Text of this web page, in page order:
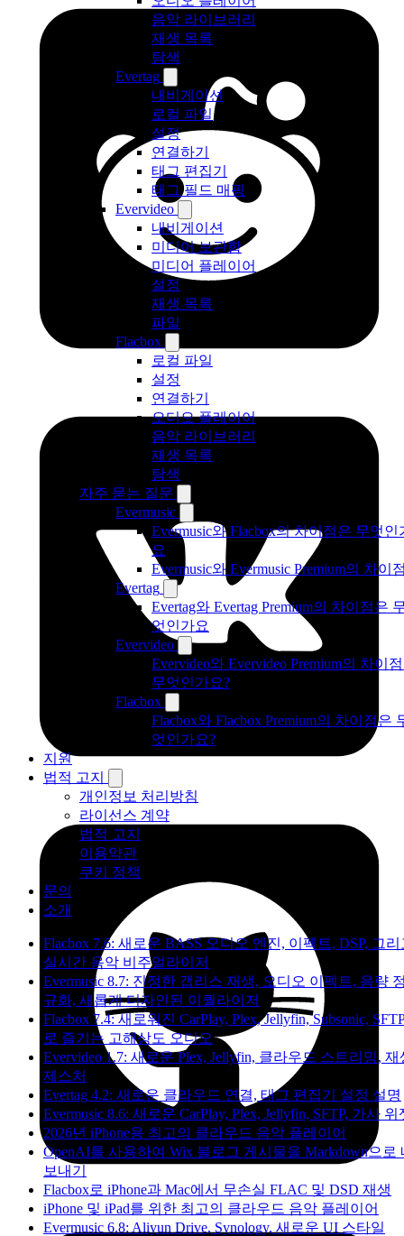
음악 라이브러리
재생 목록
탐색
Evertag
내비게이션
로컬 파일
설정
연결하기
태그 편집기
태그 필드 매핑
Evervideo
내비게이션
미디어 보관함
미디어 플레이어
설정
재생 목록
파일
Flacbox
로컬 파일
설정
연결하기
오디오 플레이어
음악 라이브러리
재생 목록
탐색
자주 묻는 질문
Evermusic
Evermusic와 Flacbox의 차이점은 무엇인
요
Evermusic와 Evermusic Premium의 차이
Evertag
Evertag와 Evertag Premium의 차이점은
엇인가요
Evervideo
Evervideo와 Evervideo Premium의 차이
무엇인가요?
Flacbox
Flacbox와 Flacbox Premium의 차이점은
엇인가요?
지원
법적 고지
개인정보 처리방침
라이선스 계약
법적 고지
이용약관
쿠키 정책
문의
소개
Flacbox 7.6: 새로운 BASS 오디오 엔진, 이펙트, DSP, 그리
실시간 음악 비주얼라이저
Evermusic 8.7: 진정한 갭리스 재생, 오디오 이펙트, 음량
규화, 새롭게 디자인된 이퀄라이저
Flacbox 7.4: 새로워진 CarPlay, Plex, Jellyfin, Subsonic,
로 즐기는 고해상도 오디오
Evervideo 1.7: 새로운 Plex, Jellyfin, 클라우드 스트리밍, 재
제스처
Evertag 4.2: 새로운 클라우드 연결, 태그 편집기 설정 설명
Evermusic 8.6: 새로운 CarPlay, Plex, Jellyfin, SFTP, 가사 위
2026년 iPhone용 최고의 클라우드 음악 플레이어
OpenAI를 사용하여 Wix 블로그 게시물을 Markdown으로
보내기
Flacbox로 iPhone과 Mac에서 무손실 FLAC 및 DSD 재생
iPhone 및 iPad를 위한 최고의 클라우드 음악 플레이어
Evermusic 6.8: Aliyun Drive, Synology, 새로운 UI 스타일